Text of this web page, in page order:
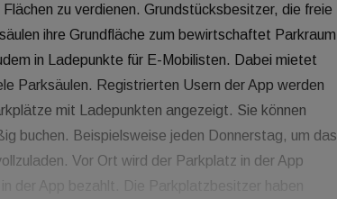
zu verdienen. Grundstücksbesitzer, die freie
ihre Grundfläche zum bewirtschaftet Parkraum
in Ladepunkte für E-Mobilisten. Dabei mietet
Parksäulen. Registrierten Usern der App werden
mit Ladepunkten angezeigt. Sie können
buchen. Beispielsweise jeden Donnerstag, um das
Vor Ort wird der Parkplatz in der App
der App bezahlt. Die Parkplatzbesitzer haben